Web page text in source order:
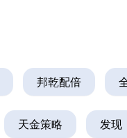
邦乾配倍
天金策略 发现